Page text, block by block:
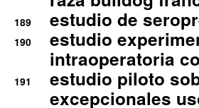
189 estudio de
190
estudio
intraoperatoria
191
estudio piloto
excepcionales